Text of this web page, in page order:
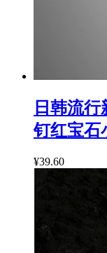
日韩流
钉红宝石
¥39.60